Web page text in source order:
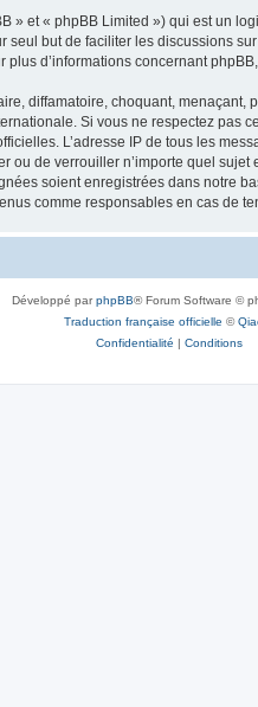
et « phpBB Limited ») qui est un
seul but de faciliter les discussions
d’informations concernant
diffamatoire, choquant,
Si vous ne respectez pas
L’adresse IP de tous les
de verrouiller n’importe quel
soient enregistrées dans notre
comme responsables en cas de
Développé parphpBB® Forum Software ©
Traduction française officielle ©
Confidentialité | Conditions